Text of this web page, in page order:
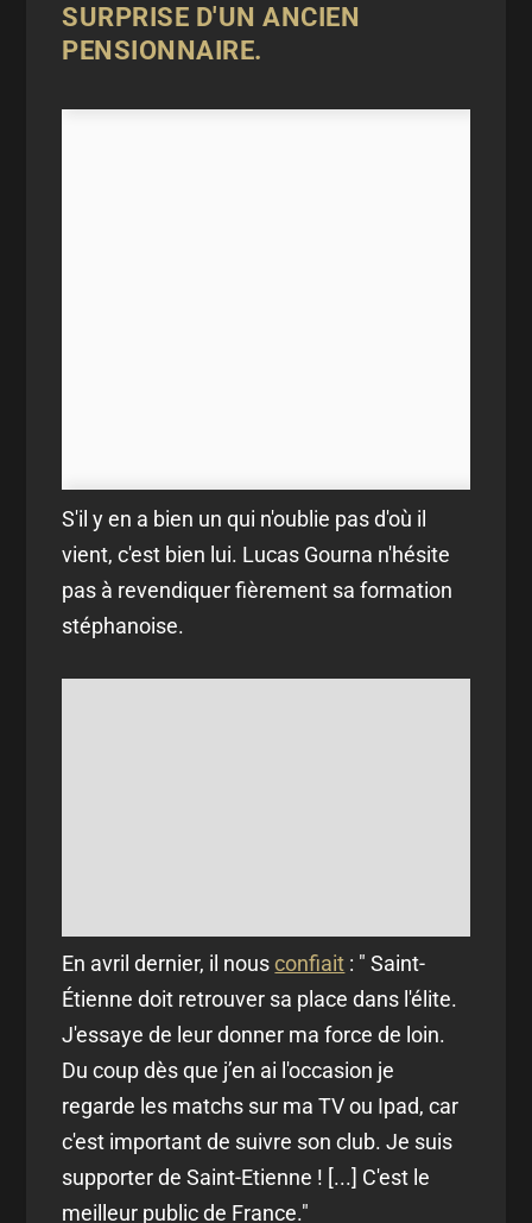
SURPRISE D'UN ANCIEN
PENSIONNAIRE.
S'il y en a bien un qui n'oublie pas d'où il
vient, c'est bien lui. Lucas Gourna n'hésite
pas à revendiquer fièrement sa formation
stéphanoise.
En avril dernier, il nousconfiait : " Saint-
Étienne doit retrouver sa place dans l'élite.
J'essaye de leur donner ma force de loin.
Du coup dès que j’en ai l'occasion je
regarde les matchs sur ma TV ou Ipad, car
c'est important de suivre son club. Je suis
supporter de Saint-Etienne ! [...] C'est le
meilleur public de France."